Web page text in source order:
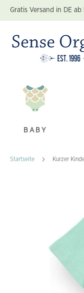
Zum
Inhalt
Gratis Versand in DE
BABY
Startseite Kurzer